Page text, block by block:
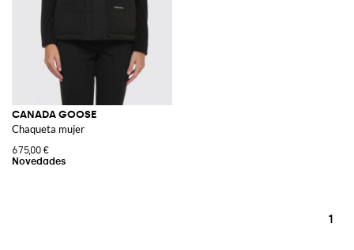
CANADA GOOSE
Chaqueta mujer
675,00 €
1